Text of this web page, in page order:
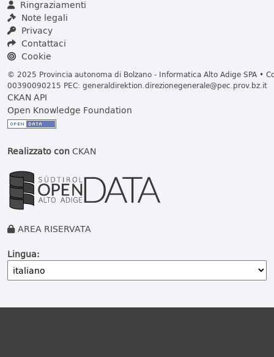
Ringraziamenti
Note legali
Privacy
Contattaci
Cookie
© 2025 Provincia autonoma di Bolzano - Informatica Alto Adige SPA •
00390090215 PEC: generaldirektion.direzionegenerale@pec.prov.bz.it
CKAN API
Open Knowledge Foundation
Realizzato conCKAN
AREA RISERVATA
Lingua